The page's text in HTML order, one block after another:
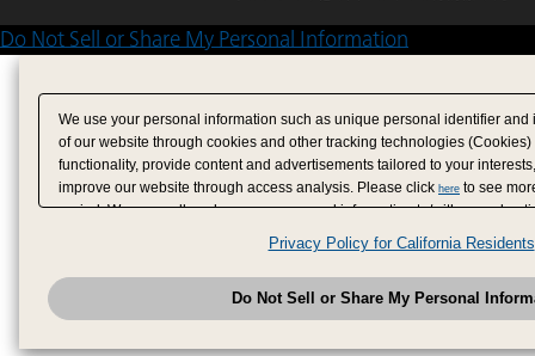
Do Not Sell or Share My Personal Information
We use your personal information such as unique personal identifier
of our website through cookies and other tracking technologies
functionality, provide content and advertisements tailored to your
improve our website through access analysis. Please click here to see
period. We may sell or share your personal information to/with our
analytics service partners. These partners may combine the data shared
have provided to them or that they have collected from your use of their
analyze and optimize advertisements delivered to you by businesses
have the right to opt out of sale or share of your personal information by
to exercise your right. If we have detected an opt-out
honored.Change your sell or share preference
Privacy Policy for California Residents
Do Not Sell or Share My Personal